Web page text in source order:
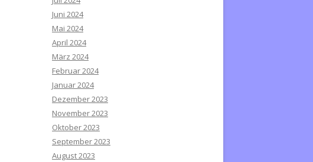
Juni 2024
Mai 2024
April 2024
März 2024
Februar 2024
Januar 2024
Dezember 2023
November 2023
Oktober 2023
September 2023
August 2023